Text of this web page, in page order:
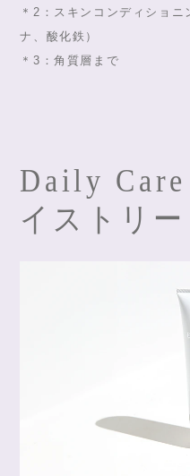
＊2：スキンコンディショニ
ナ、酸化鉄）
＊3：角質層まで
Daily Care
イストリ